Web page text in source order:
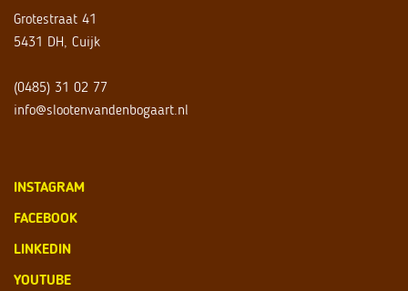
Grotestraat 41
5431 DH, Cuijk
(0485) 31 02 77
info@slootenvandenbogaart.nl
INSTAGRAM
FACEBOOK
LINKEDIN
YOUTUBE